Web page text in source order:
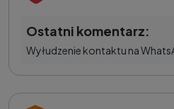
Ostatni komentarz:
Wyłudzenie kontaktu na